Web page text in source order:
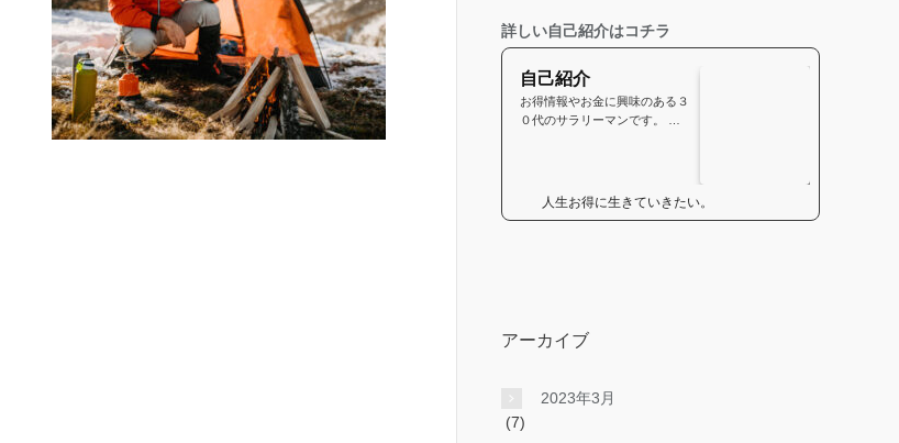
詳しい自己紹介はコチラ
自己紹介
お得情報やお金に興味のある３
０代のサラリーマンです。 な
人生お得に生きていきたい。
アーカイブ
2023年3月
(7)